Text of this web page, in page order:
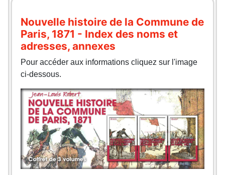
Nouvelle histoire de la Commune de
Paris, 1871 - Index des noms et
adresses, annexes
Pour accéder aux informations cliquez sur l'image
ci-dessous.